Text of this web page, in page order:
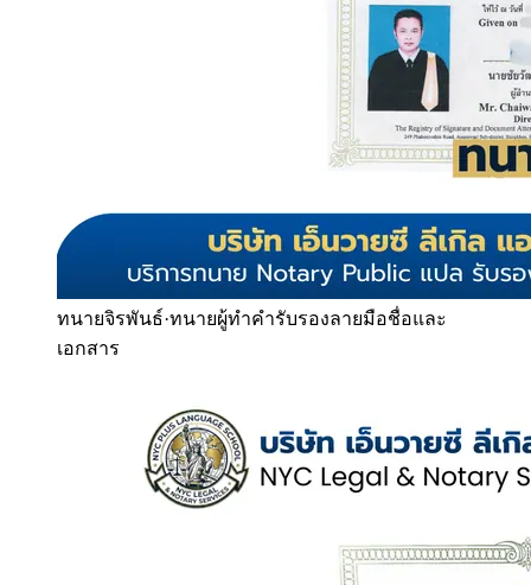
ทนายจิรพันธ์·ทนายผู้ทำคำรับรองลายมือชื่อและ
เอกสาร